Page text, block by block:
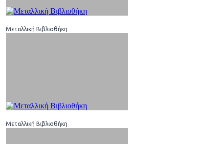
Μεταλλική Βιβλιοθήκη
Μεταλλική Βιβλιοθήκη